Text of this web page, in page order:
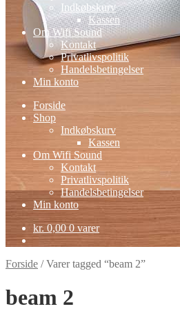
Indkøbskurv
Kassen
Om Wifi Sound
Kontakt
Privatlivspolitik
Handelsbetingelser
Min konto
Forside
Shop
Indkøbskurv
Kassen
Om Wifi Sound
Kontakt
Privatlivspolitik
Handelsbetingelser
Min konto
kr.0,00 0 varer
Forside /Varer tagged “beam 2”
beam 2